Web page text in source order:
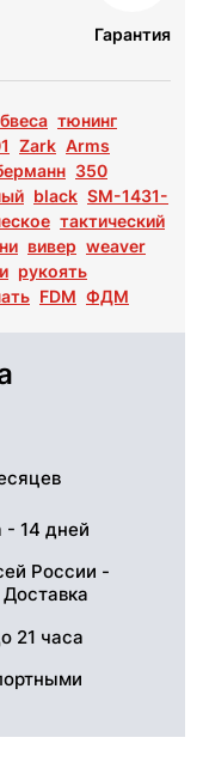
Гарантия
тюнинг
Zark Arms
350
black SM-1431-
тактический
вивер weaver
рукоять
FDM ФДМ
- 14 дней
России -
21 часа